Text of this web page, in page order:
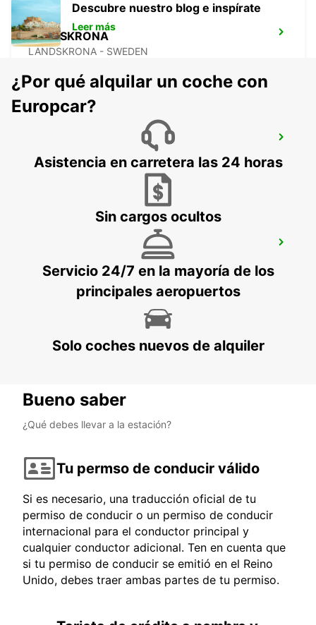
LANDSKRONA
LANDSKRONA - SWEDEN
HELSINGBORG - SWEDEN
HELSINGOER - DENMARK
Descubre nuestro blog e inspírate
Leer más
¿Por qué alquilar un coche con
Europcar?
Asistencia en carretera las 24 horas
Sin cargos ocultos
Servicio 24/7 en la mayoría de los
principales aeropuertos
Solo coches nuevos de alquiler
Bueno saber
¿Qué debes llevar a la estación?
Tu permso de conducir válido
Si es necesario, una traducción oficial de tu
permiso de conducir o un permiso de conducir
internacional para el conductor principal y
cualquier conductor adicional. Ten en cuenta que
si tu permiso de conducir se emitió en el Reino
Unido, debes traer ambas partes de tu permiso.